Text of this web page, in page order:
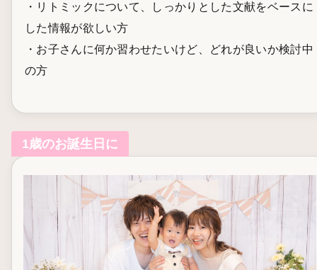
・リトミックについて、しっかりとした文献をベースに
した情報が欲しい方
・お子さんに何か習わせたいけど、どれが良いか検討中
の方
1歳のお誕生日に